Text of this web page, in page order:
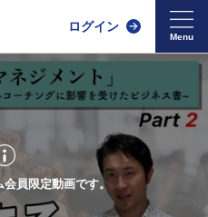
ログイン
員限定動画です。